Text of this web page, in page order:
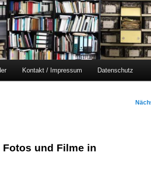
Kontakt / Impressum Datenschutz
Fotos und Filme in